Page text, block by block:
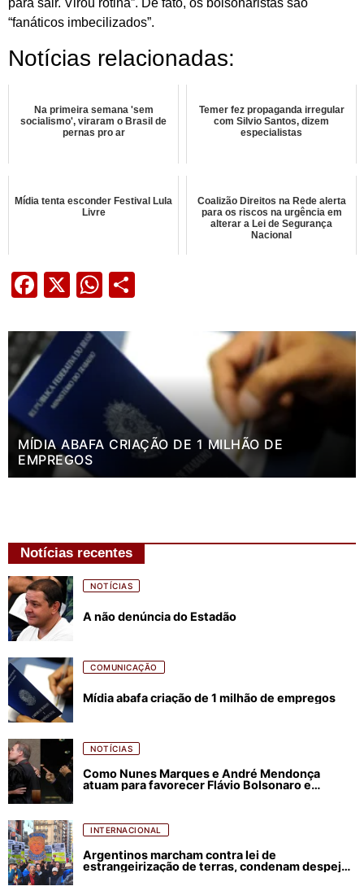
para sair. Virou rotina”. De fato, os bolsonaristas são
“fanáticos imbecilizados”.
Notícias relacionadas:
Na primeira semana 'sem
socialismo', viraram o Brasil de
pernas pro ar
Temer fez propaganda irregular
com Silvio Santos, dizem
especialistas
Mídia tenta esconder Festival Lula
Livre
Coalizão Direitos na Rede alerta
para os riscos na urgência em
alterar a Lei de Segurança
Nacional
Facebook
X WhatsApp
MÍDIA ABAFA CRIAÇÃO DE 1 MILHÃO DE
EMPREGOS
Notícias recentes
NOTÍCIAS
A não denúncia do Estadão
COMUNICAÇÃO
Mídia abafa criação de 1 milhão de empregos
NOTÍCIAS
Como Nunes Marques e André Mendonça
atuam para favorecer Flávio Bolsonaro e
INTERNACIONAL
Argentinos marcham contra lei de
estrangeirização de terras, condenam despejos